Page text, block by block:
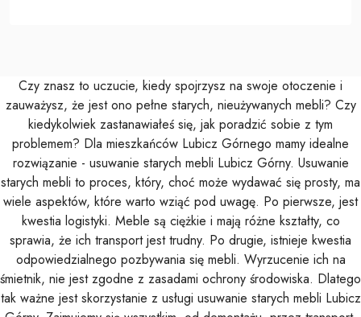
Czy znasz to uczucie, kiedy spojrzysz na swoje otoczenie i
zauważysz, że jest ono pełne starych, nieużywanych mebli? Czy
kiedykolwiek zastanawiałeś się, jak poradzić sobie z tym
problemem? Dla mieszkańców Lubicz Górnego mamy idealne
rozwiązanie - usuwanie starych mebli Lubicz Górny. Usuwanie
starych mebli to proces, który, choć może wydawać się prosty, ma
wiele aspektów, które warto wziąć pod uwagę. Po pierwsze, jest
kwestia logistyki. Meble są ciężkie i mają różne kształty, co
sprawia, że ich transport jest trudny. Po drugie, istnieje kwestia
odpowiedzialnego pozbywania się mebli. Wyrzucenie ich na
śmietnik, nie jest zgodne z zasadami ochrony środowiska. Dlatego
tak ważne jest skorzystanie z usługi usuwanie starych mebli Lubicz